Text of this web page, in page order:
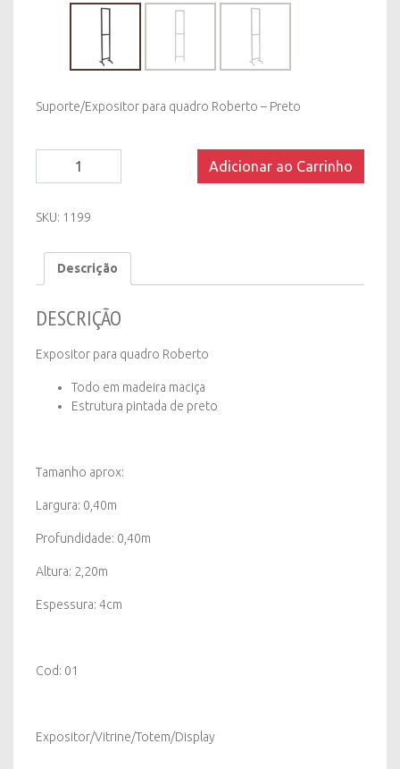
Suporte/Expositor para quadro Roberto – Preto
Roberto
Preto
quantity
Adicionar ao Carrinho
SKU: 1199
Descrição
DESCRIÇÃO
Expositor para quadro Roberto
Todo em madeira maciça
Estrutura pintada de preto
Tamanho aprox:
Largura: 0,40m
Profundidade: 0,40m
Altura: 2,20m
Espessura: 4cm
Cod: 01
Expositor/Vitrine/Totem/Display